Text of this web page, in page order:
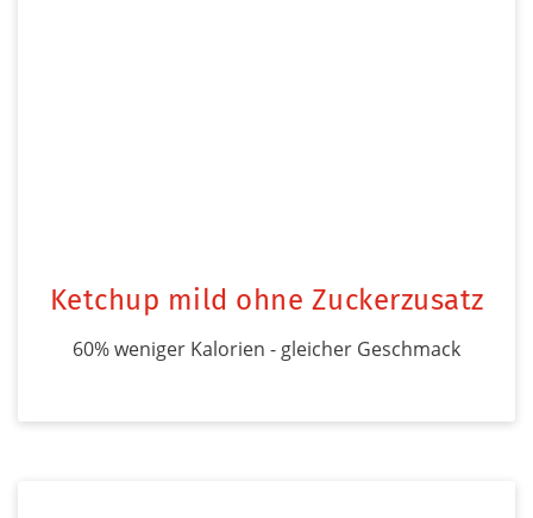
Ketchup mild ohne Zuckerzusatz
60% weniger Kalorien - gleicher Geschmack